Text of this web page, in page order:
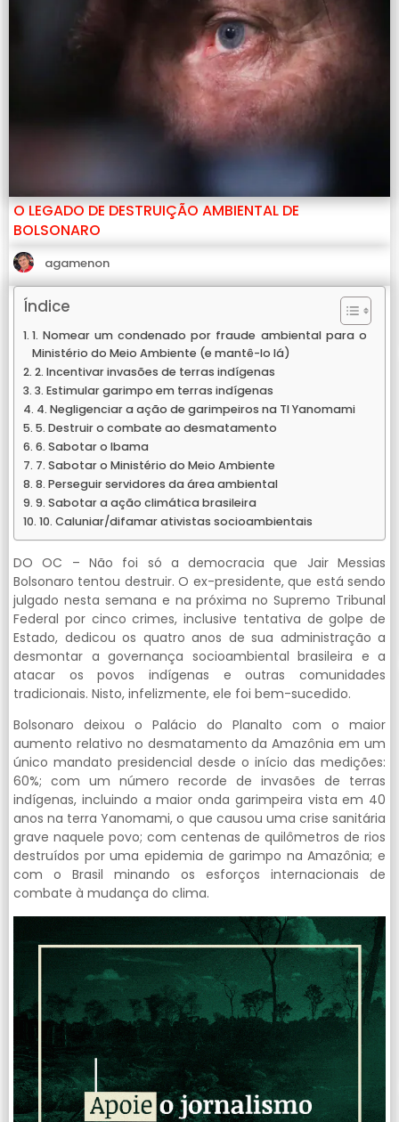
O LEGADO DE DESTRUIÇÃO AMBIENTAL DE
BOLSONARO
agamenon
Índice
1. Nomear um condenado por fraude ambiental para o
Ministério do Meio Ambiente (e mantê-lo lá)
2. Incentivar invasões de terras indígenas
3. Estimular garimpo em terras indígenas
4. Negligenciar a ação de garimpeiros na TI Yanomami
5. Destruir o combate ao desmatamento
6. Sabotar o Ibama
7. Sabotar o Ministério do Meio Ambiente
8. Perseguir servidores da área ambiental
9. Sabotar a ação climática brasileira
10. Caluniar/difamar ativistas socioambientais
DO OC – Não foi só a democracia que Jair Messias
Bolsonaro tentou destruir. O ex-presidente, que está sendo
julgado nesta semana e na próxima no Supremo Tribunal
Federal por cinco crimes, inclusive tentativa de golpe de
Estado, dedicou os quatro anos de sua administração a
desmontar a governança socioambiental brasileira e a
atacar os povos indígenas e outras comunidades
tradicionais. Nisto, infelizmente, ele foi bem-sucedido.
Bolsonaro deixou o Palácio do Planalto com o maior
aumento relativo no desmatamento da Amazônia em um
único mandato presidencial desde o início das medições:
60%; com um número recorde de invasões de terras
indígenas, incluindo a maior onda garimpeira vista em 40
anos na terra Yanomami, o que causou uma crise sanitária
grave naquele povo; com centenas de quilômetros de rios
destruídos por uma epidemia de garimpo na Amazônia; e
com o Brasil minando os esforços internacionais de
combate à mudança do clima.